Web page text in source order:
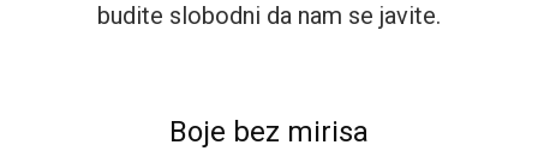
budite slobodni da nam se javite.
Boje bez mirisa